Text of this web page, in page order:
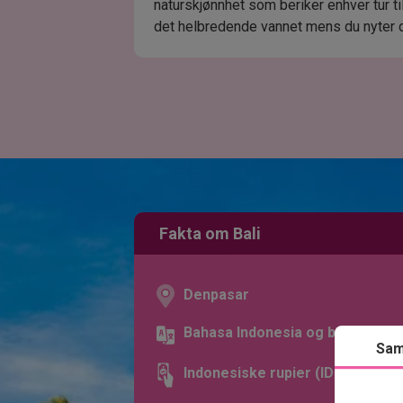
naturskjønnhet som beriker enhver tur
det helbredende vannet mens du nyter
Fakta om Bali
Denpasar
Bahasa Indonesia og balinesisk
Indonesiske rupier (IDR)